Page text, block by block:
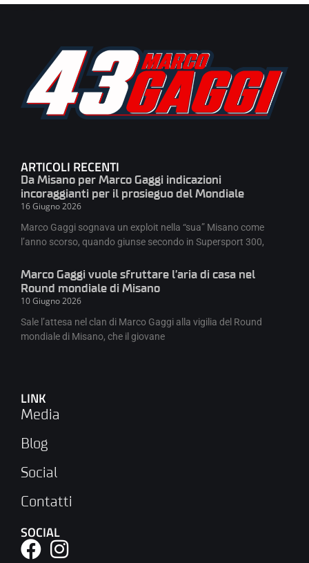
ARTICOLI RECENTI
Da Misano per Marco Gaggi indicazioni
incoraggianti per il prosieguo del Mondiale
16 Giugno 2026
Marco Gaggi sognava un exploit nella “sua” Misano come
l’anno scorso, quando giunse secondo in Supersport 300,
Marco Gaggi vuole sfruttare l’aria di casa nel
Round mondiale di Misano
10 Giugno 2026
Sale l’attesa nel clan di Marco Gaggi alla vigilia del Round
mondiale di Misano, che il giovane
LINK
Media
Blog
Social
Contatti
SOCIAL